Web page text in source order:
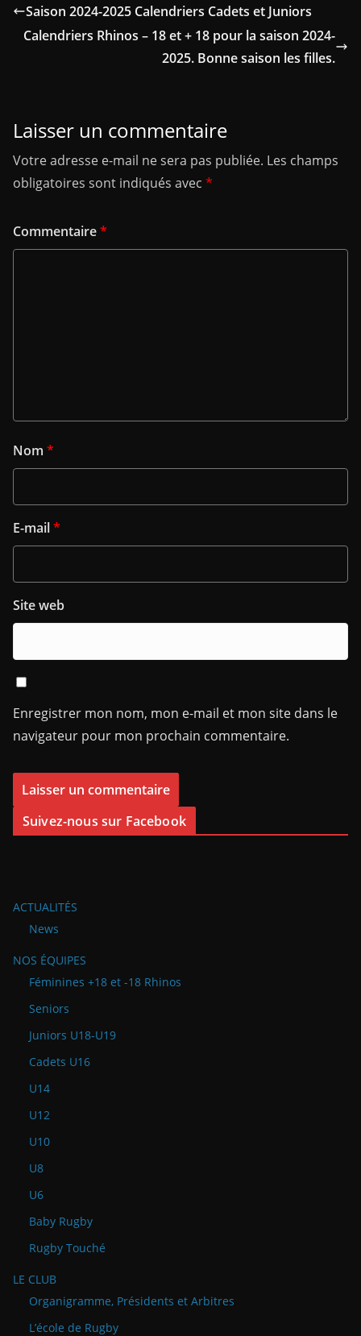
Saison 2024-2025 Calendriers Cadets et Juniors
Calendriers Rhinos – 18 et + 18 pour la saison 2024-
2025. Bonne saison les filles.
Laisser un commentaire
Votre adresse e-mail ne sera pas publiée. Les champs
obligatoires sont indiqués avec *
Commentaire*
Nom *
E-mail*
Site web
Enregistrer mon nom, mon e-mail et mon site dans le
navigateur pour mon prochain commentaire.
Suivez-nous sur Facebook
ACTUALITÉS
News
NOS ÉQUIPES
Féminines +18 et -18 Rhinos
Seniors
Juniors U18-U19
Cadets U16
U14
U12
U10
U8
U6
Baby Rugby
Rugby Touché
LE CLUB
Organigramme, Présidents et Arbitres
L’école de Rugby